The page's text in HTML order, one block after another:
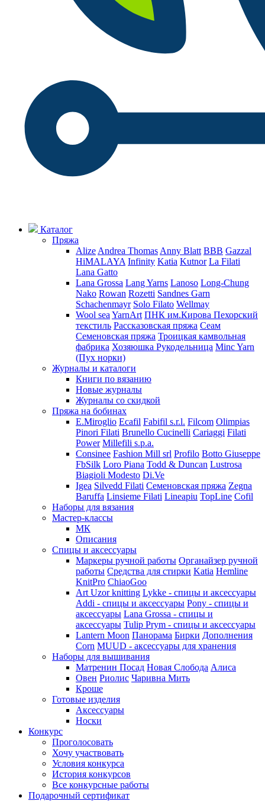
Каталог
Пряжа
Alize Andrea Thomas Anny Blatt BBB Gazzal
HiMALAYA Infinity Katia Kutnor La Filati
Lana Gatto
Lana Grossa Lang Yarns Lanoso Long-Chung
Nako Rowan Rozetti Sandnes Garn
Schachenmayr Solo Filato Wellmay
Wool sea YarnArt ПНК им.Кирова Пехорский
текстиль Рассказовская пряжа Сеам
Семеновская пряжа Троицкая камвольная
фабрика Хозяюшка Рукодельница Minc Yarn
(Пух норки)
Журналы и каталоги
Книги по вязанию
Новые журналы
Журналы со скидкой
Пряжа на бобинах
E.Miroglio Ecafil Fabifil s.r.l. Filcom Olimpias
Pinori Filati Brunello Cucinelli Cariaggi Filati
Power Millefili s.p.a.
Consinee Fashion Mill srl Profilo Botto Giuseppe
FbSilk Loro Piana Todd & Duncan Lustrosa
Biagioli Modesto Di.Ve
Igea Silvedd Filati Семеновская пряжа Zegna
Baruffa Linsieme Filati Lineapiu TopLine Cofil
Наборы для вязания
Мастер-классы
МК
Описания
Спицы и аксессуары
Маркеры ручной работы Органайзер ручной
работы Средства для стирки Katia Hemline
KnitPro ChiaoGoo
Art Uzor knitting Lykke - спицы и аксессуары
Addi - спицы и аксессуары Pony - спицы и
аксессуары Lana Grossa - спицы и
аксессуары Tulip Prym - спицы и аксессуары
Lantern Moon Панорама Бирки Дополнения
Corn MUUD - аксессуары для хранения
Наборы для вышивания
Матренин Посад Новая Слобода Алиса
Овен Риолис Чаривна Мить
Кроше
Готовые изделия
Аксессуары
Носки
Конкурс
Проголосовать
Хочу участвовать
Условия конкурса
История конкурсов
Все конкурсные работы
Подарочный сертификат